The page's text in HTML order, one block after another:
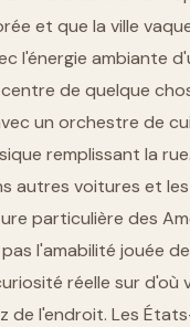
et que la ville
l'énergie ambiante
de quelque
un orchestre de
remplissant la
autres voitures et les
particulière des
l'amabilité jouée de
réelle sur d'où
de l'endroit. Les